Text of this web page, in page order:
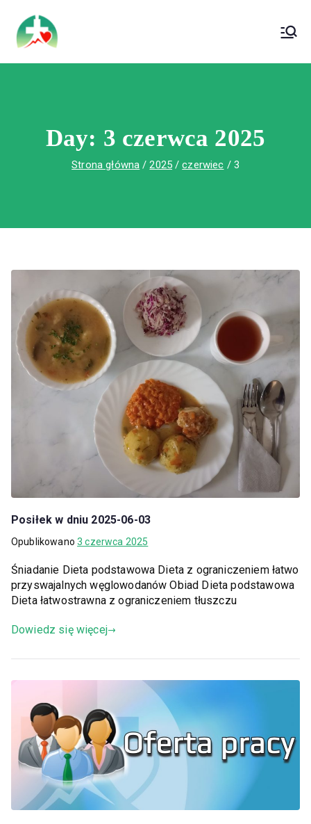
treści
Wojewódzki Szpital Specjalistyczny im.
Św. Rafała w Czerwonej Górze
Day: 3 czerwca 2025
Strona główna 2025 czerwiec 3
Posiłek w dniu 2025-06-03
Opublikowano3 czerwca 2025
Śniadanie Dieta podstawowa Dieta z ograniczeniem łatwo
przyswajalnych węglowodanów Obiad Dieta podstawowa
Dieta łatwostrawna z ograniczeniem tłuszczu
Dowiedz się więcej